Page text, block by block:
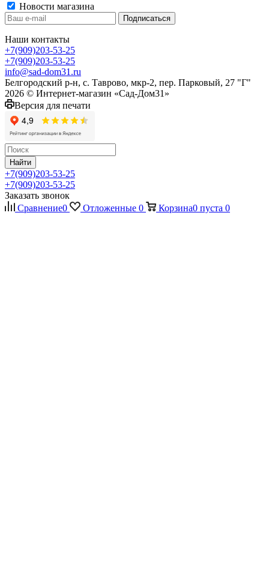
Новости магазина
Наши контакты
+7(909)203-53-25
+7(909)203-53-25
info@sad-dom31.ru
Белгородский р-н, с. Таврово, мкр-2, пер. Парковый, 27 "Г"
2026 © Интернет-магазин «Сад-Дом31»
Версия для печати
Найти
+7(909)203-53-25
+7(909)203-53-25
Заказать звонок
Сравнение0 Отложенные 0 Корзина0 пуста 0